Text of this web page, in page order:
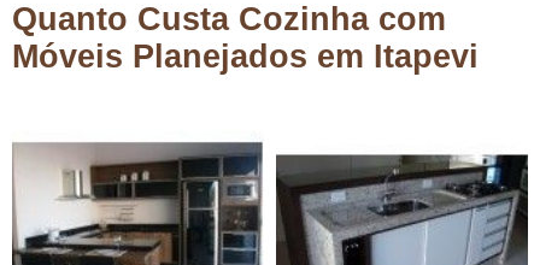
Quanto Custa Cozinha com
Móveis Planejados em Itapevi